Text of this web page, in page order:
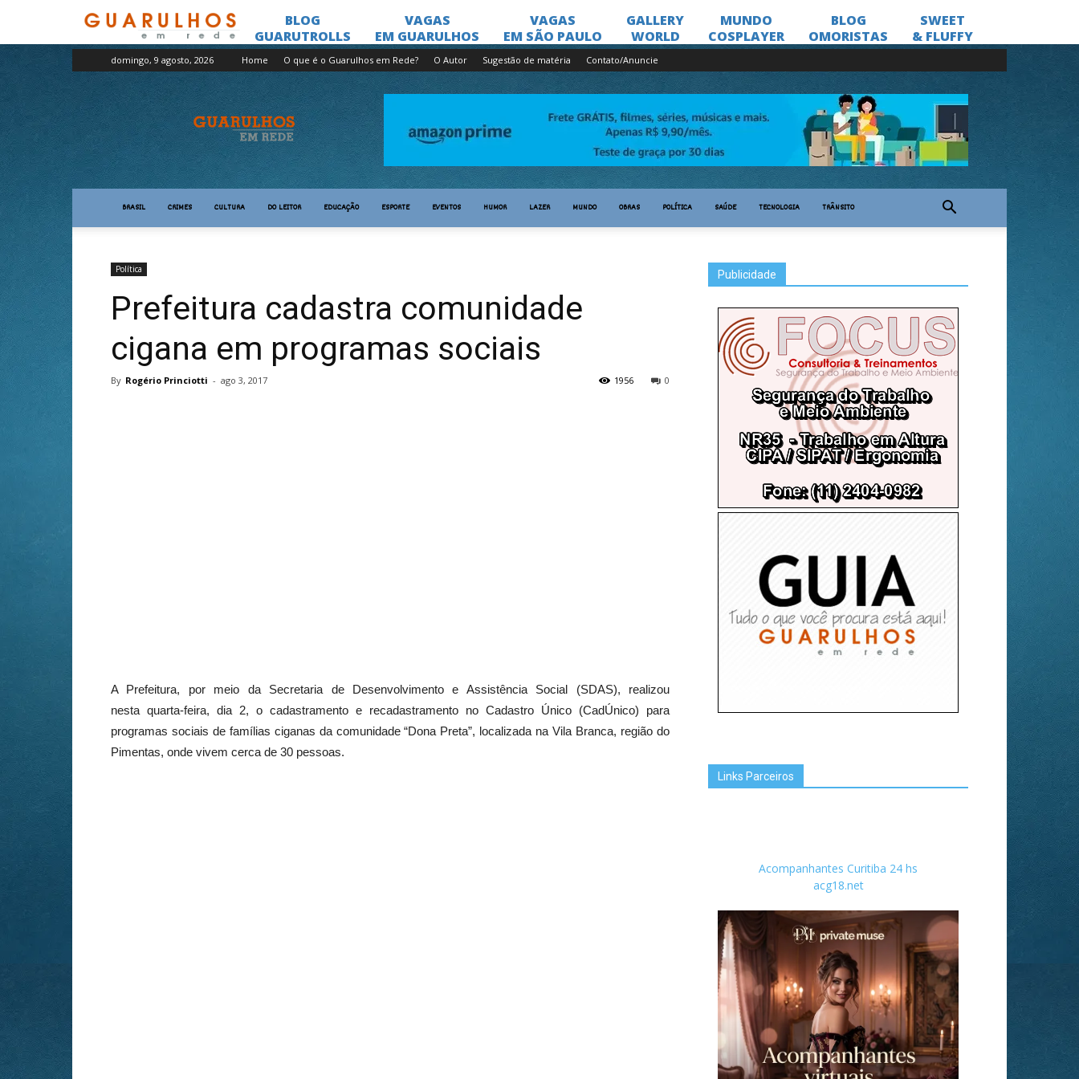
domingo, 9 agosto, 2026 Home O que é o Guarulhos em Rede? O Autor Sugestão de matéria Contato/Anuncie
Guarulhos
em
Rede
BRASIL CRIMES CULTURA DO LEITOR EDUCAÇÃO ESPORTE EVENTOS HUMOR LAZER MUNDO OBRAS POLÍTICA SAÚDE TECNOLOGIA TRÂNSITO
Política
Prefeitura cadastra comunidade
cigana em programas sociais
By Rogério Princiotti - ago 3, 2017 0
1956
A Prefeitura, por meio da Secretaria de Desenvolvimento e Assistência Social (SDAS), realizou
nesta quarta-feira, dia 2, o cadastramento e recadastramento no Cadastro Único (CadÚnico) para
programas sociais de famílias ciganas da comunidade “Dona Preta”, localizada na Vila Branca, região do
Pimentas, onde vivem cerca de 30 pessoas.
Publicidade
Links Parceiros
Acompanhantes Curitiba 24 hs
acg18.net